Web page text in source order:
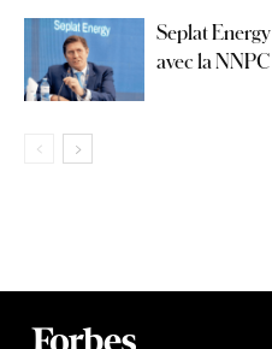
Seplat
avec la NNPC